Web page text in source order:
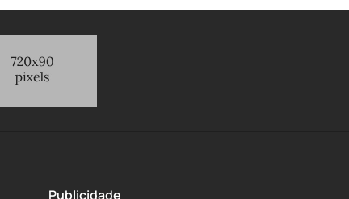
Publicidade